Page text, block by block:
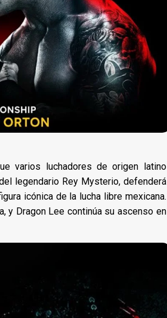
varios luchadores de origen latino
legendario Rey Mysterio, defenderá
icónica de la lucha libre mexicana.
y Dragon Lee continúa su ascenso en